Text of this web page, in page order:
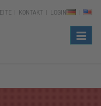
KONTAKT LOGIN